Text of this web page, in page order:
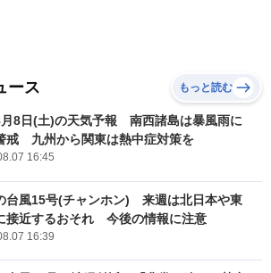
ース もっと読む
8日(土)の天気予報 南西諸島は暴風雨に
戒 九州から関東は熱中症対策を
16:45
台風15号(チャンホン) 来週は北日本や東
接近するおそれ 今後の情報に注意
16:39